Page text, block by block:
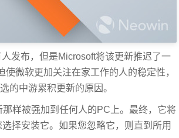
发布，但是Microsoft将该更新推迟了一
微软更加关注在家工作的人的稳定性，
的中游累积更新的原因。
样被强加到任何人的PC上。最终，它将
择安装它。如果您忽略它，则直到所用